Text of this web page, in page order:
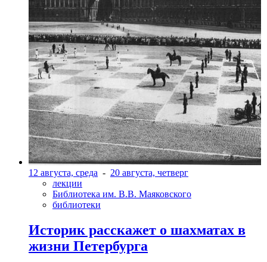
12 августа, среда - 20 августа, четверг
лекции
Библиотека им. В.В. Маяковского
библиотеки
Историк расскажет о шахматах в
жизни Петербурга